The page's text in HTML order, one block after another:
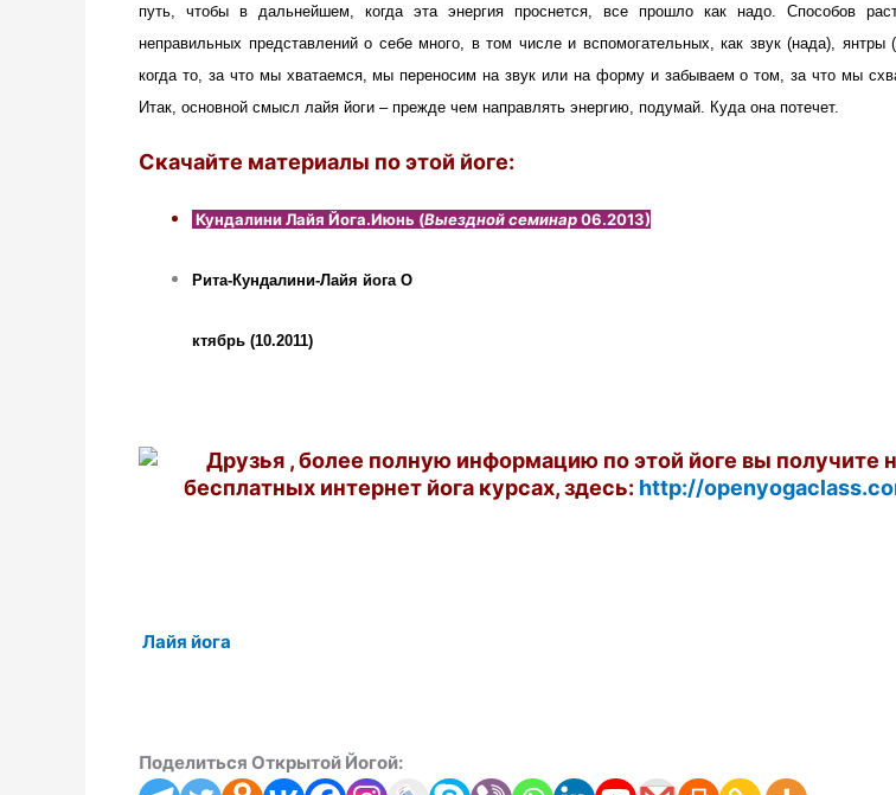
путь, чтобы в дальнейшем, когда эта энергия проснется, все прошло как надо. Способов
неправильных представлений о себе много, в том числе и вспомогательных, как звук (нада), янтры
когда то, за что мы хватаемся, мы переносим на звук или на форму и забываем о том, за что мы
Итак, основной смысл лайя йоги – прежде чем направлять энергию, подумай. Куда она потечет.
Скачайте материалы по этой йоге:
Кундалини Лайя Йога.Июнь (Выездной семинар06.2013)
Рита-Кундалини-Лайя йога О
ктябрь (10.2011)
Друзья , более полную информацию по этой йоге вы получите
бесплатных интернет йога курсах, здесь: http://
Лайя йога
Поделиться Открытой Йогой: